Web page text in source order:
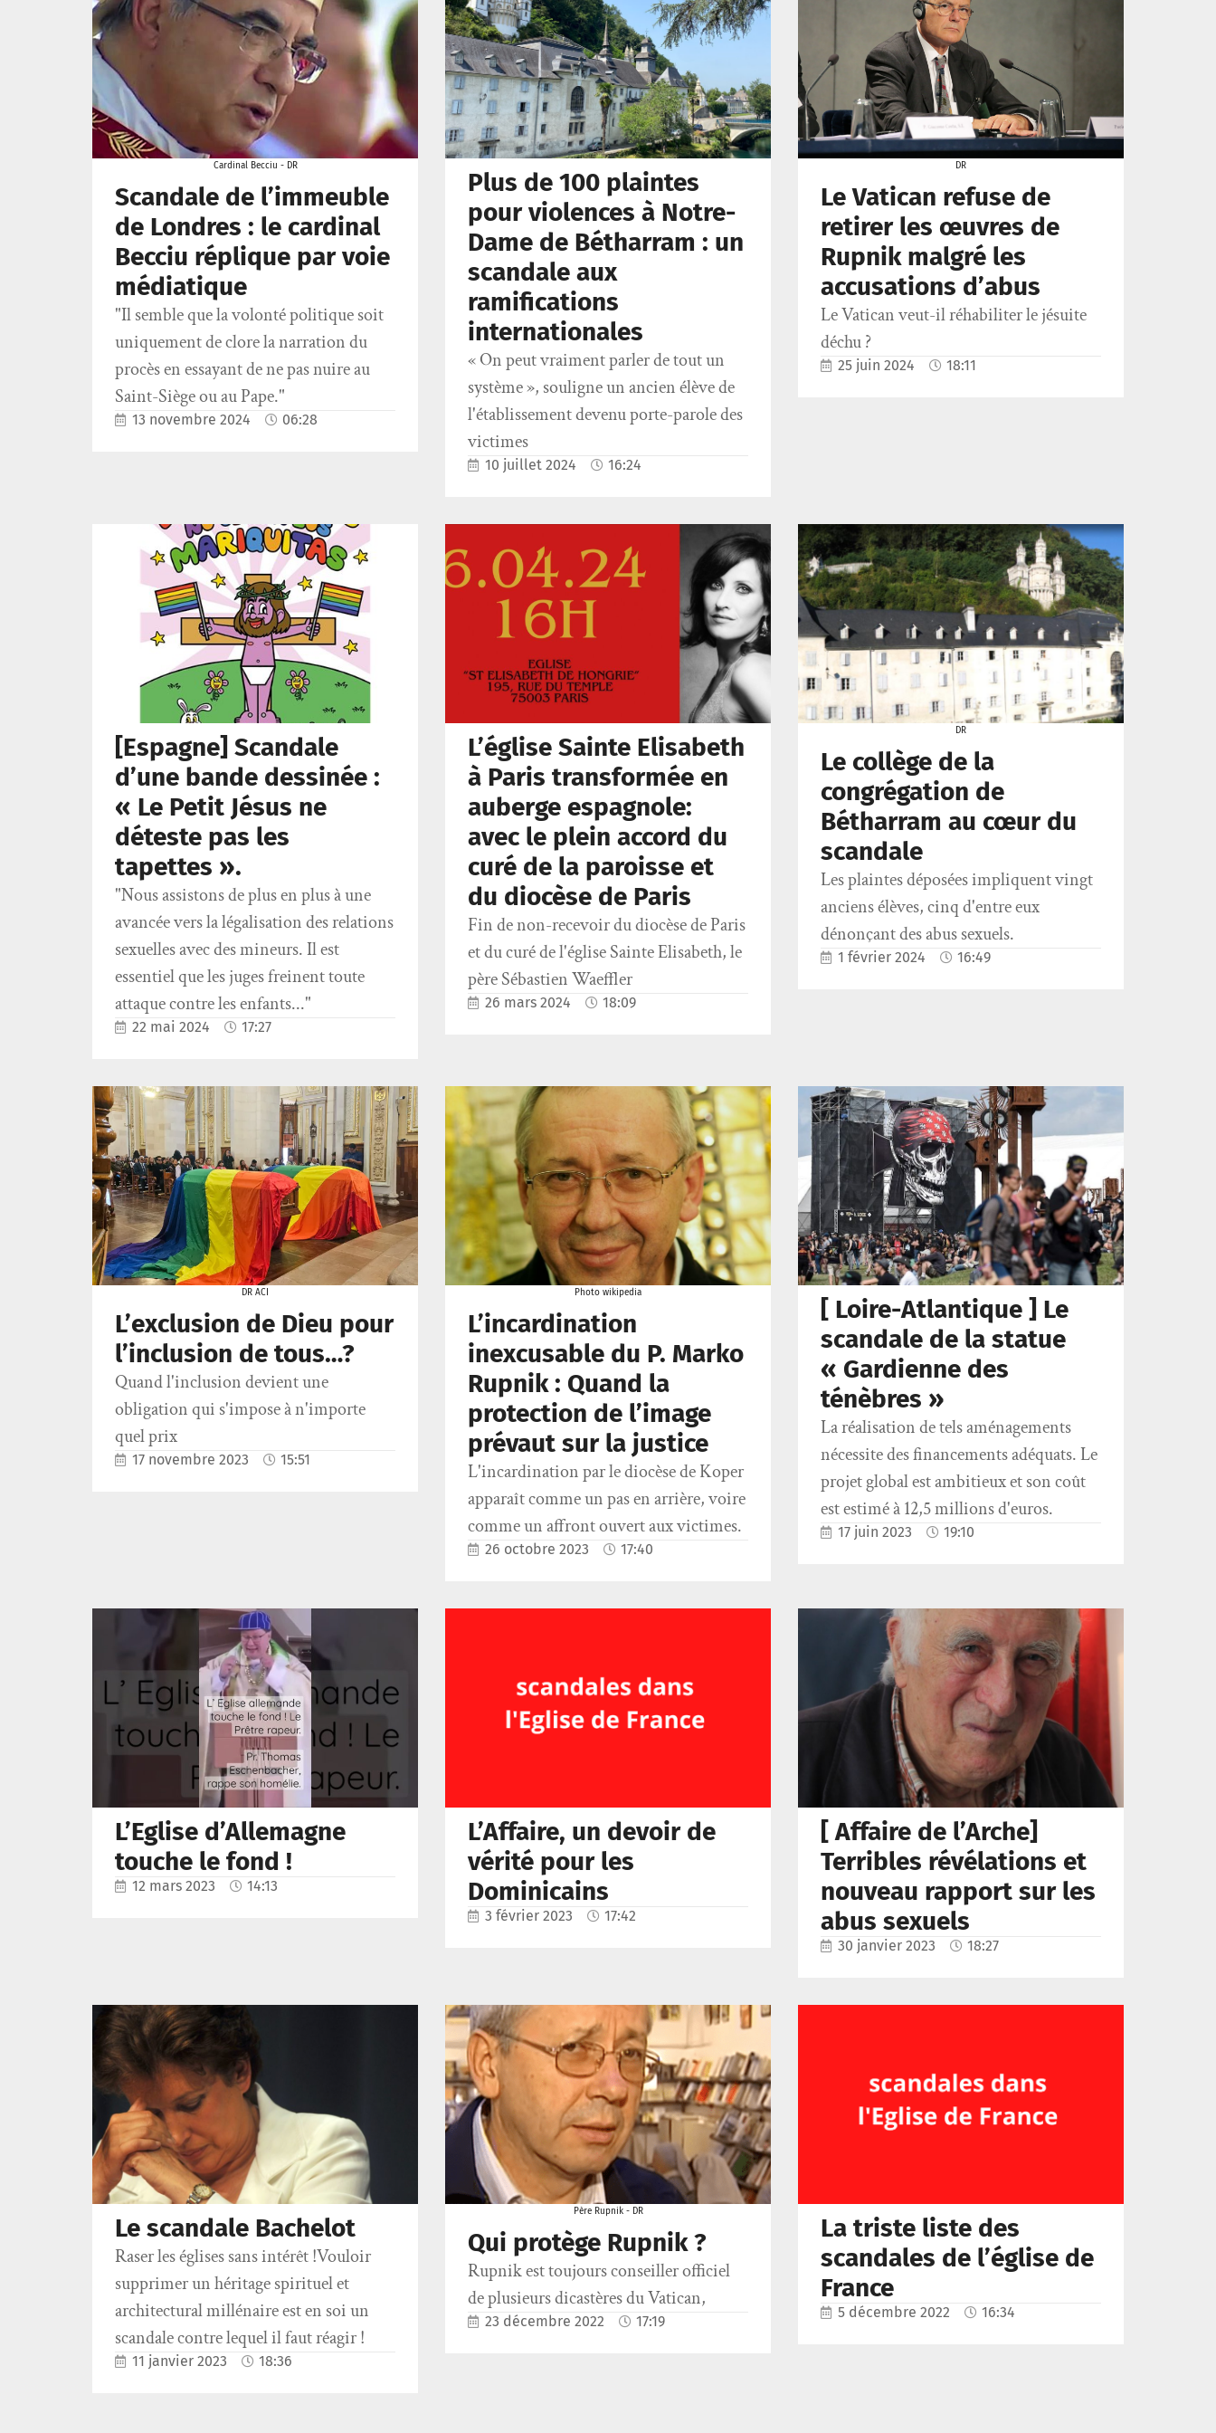
Cardinal Becciu - DR
Scandale de l’immeuble
de Londres : le cardinal
Becciu réplique par voie
médiatique
"Il semble que la volonté politique soit
uniquement de clore la narration du
procès en essayant de ne pas nuire au
Saint-Siège ou au Pape."
13 novembre 2024 06:28
Plus de 100 plaintes
pour violences à Notre-
Dame de Bétharram : un
scandale aux
ramifications
internationales
« On peut vraiment parler de tout un
système », souligne un ancien élève de
l'établissement devenu porte-parole des
victimes
10 juillet 2024 16:24
DR
Le Vatican refuse de
retirer les œuvres de
Rupnik malgré les
accusations d’abus
Le Vatican veut-il réhabiliter le jésuite
déchu ?
25 juin 2024 18:11
[Espagne] Scandale
d’une bande dessinée :
« Le Petit Jésus ne
déteste pas les
tapettes ».
"Nous assistons de plus en plus à une
avancée vers la légalisation des relations
sexuelles avec des mineurs. Il est
essentiel que les juges freinent toute
attaque contre les enfants..."
22 mai 2024 17:27
L’église Sainte Elisabeth
à Paris transformée en
auberge espagnole:
avec le plein accord du
curé de la paroisse et
du diocèse de Paris
Fin de non-recevoir du diocèse de Paris
et du curé de l'église Sainte Elisabeth, le
père Sébastien Waeffler
26 mars 2024 18:09
DR
Le collège de la
congrégation de
Bétharram au cœur du
scandale
Les plaintes déposées impliquent vingt
anciens élèves, cinq d'entre eux
dénonçant des abus sexuels.
1 février 2024 16:49
DR ACI
L’exclusion de Dieu pour
l’inclusion de tous…?
Quand l'inclusion devient une
obligation qui s'impose à n'importe
quel prix
17 novembre 2023 15:51
Photo wikipedia
L’incardination
inexcusable du P. Marko
Rupnik : Quand la
protection de l’image
prévaut sur la justice
L'incardination par le diocèse de Koper
apparaît comme un pas en arrière, voire
comme un affront ouvert aux victimes.
26 octobre 2023 17:40
[ Loire-Atlantique ] Le
scandale de la statue
« Gardienne des
ténèbres »
La réalisation de tels aménagements
nécessite des financements adéquats. Le
projet global est ambitieux et son coût
est estimé à 12,5 millions d'euros.
17 juin 2023 19:10
L’Eglise d’Allemagne
touche le fond !
12 mars 2023 14:13
L’Affaire, un devoir de
vérité pour les
Dominicains
3 février 2023 17:42
[ Affaire de l’Arche]
Terribles révélations et
nouveau rapport sur les
abus sexuels
30 janvier 2023 18:27
Le scandale Bachelot
Raser les églises sans intérêt !Vouloir
supprimer un héritage spirituel et
architectural millénaire est en soi un
scandale contre lequel il faut réagir !
11 janvier 2023 18:36
Père Rupnik - DR
Qui protège Rupnik ?
Rupnik est toujours conseiller officiel
de plusieurs dicastères du Vatican,
23 décembre 2022 17:19
La triste liste des
scandales de l’église de
France
5 décembre 2022 16:34